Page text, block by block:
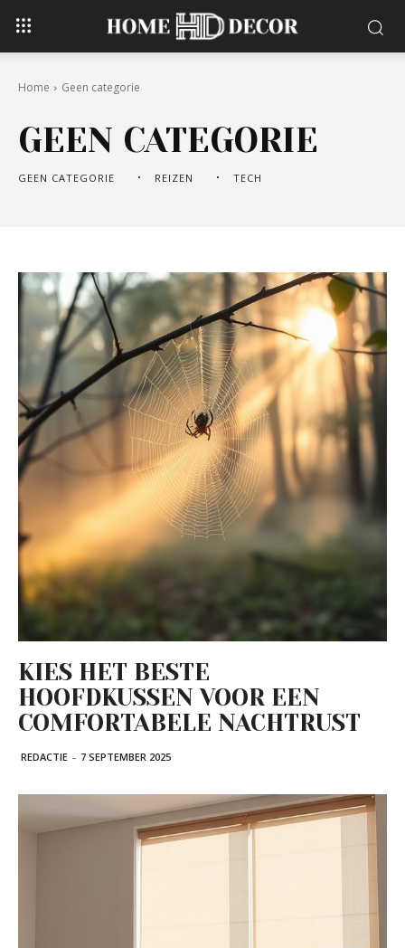
Home Geen categorie
GEEN CATEGORIE
GEEN CATEGORIE REIZEN TECH
KIES HET BESTE
HOOFDKUSSEN VOOR EEN
COMFORTABELE NACHTRUST
REDACTIE - 7 SEPTEMBER 2025